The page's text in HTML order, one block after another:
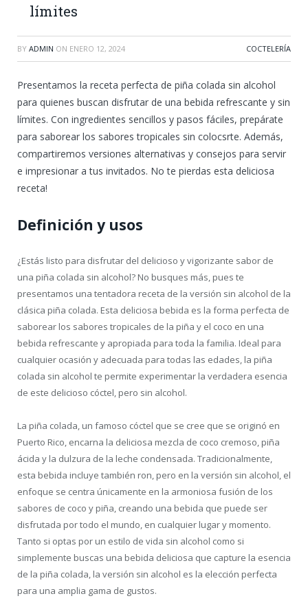
límites
BY ADMIN ON ENERO 12, 2024 COCTELERÍA
Presentamos la receta perfecta de piña colada sin alcohol
para quienes buscan disfrutar de una bebida refrescante y sin
límites. Con ingredientes sencillos y pasos fáciles, prepárate
para saborear los sabores tropicales sin colocsrte. Además,
compartiremos versiones alternativas y consejos para servir
e impresionar a tus invitados. No te pierdas esta deliciosa
receta!
Definición y usos
¿Estás listo para disfrutar del delicioso y vigorizante sabor de
una piña colada sin alcohol? No busques más, pues te
presentamos una tentadora receta de la versión sin alcohol de la
clásica piña colada. Esta deliciosa bebida es la forma perfecta de
saborear los sabores tropicales de la piña y el coco en una
bebida refrescante y apropiada para toda la familia. Ideal para
cualquier ocasión y adecuada para todas las edades, la piña
colada sin alcohol te permite experimentar la verdadera esencia
de este delicioso cóctel, pero sin alcohol.
La piña colada, un famoso cóctel que se cree que se originó en
Puerto Rico, encarna la deliciosa mezcla de coco cremoso, piña
ácida y la dulzura de la leche condensada. Tradicionalmente,
esta bebida incluye también ron, pero en la versión sin alcohol, el
enfoque se centra únicamente en la armoniosa fusión de los
sabores de coco y piña, creando una bebida que puede ser
disfrutada por todo el mundo, en cualquier lugar y momento.
Tanto si optas por un estilo de vida sin alcohol como si
simplemente buscas una bebida deliciosa que capture la esencia
de la piña colada, la versión sin alcohol es la elección perfecta
para una amplia gama de gustos.